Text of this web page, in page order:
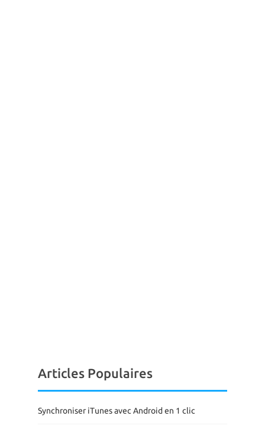
Articles Populaires
Synchroniser iTunes avec Android en 1 clic